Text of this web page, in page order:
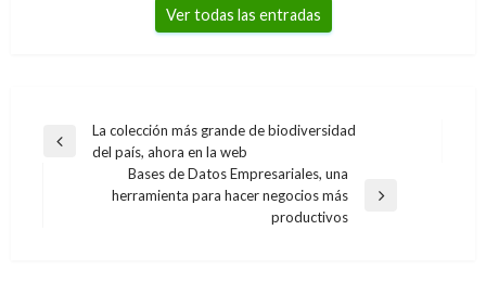
Ver todas las entradas
Navegación
entradas
Entrada
La colección más grande de biodiversidad
del país, ahora en la web
Entrada
Bases de Datos Empresariales, una
herramienta para hacer negocios más
productivos